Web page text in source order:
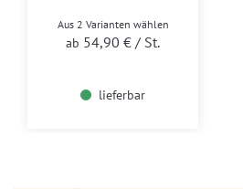
Aus 2 Varianten wählen
ab 54,90 € / St.
lieferbar